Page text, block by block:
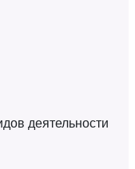
деятельности